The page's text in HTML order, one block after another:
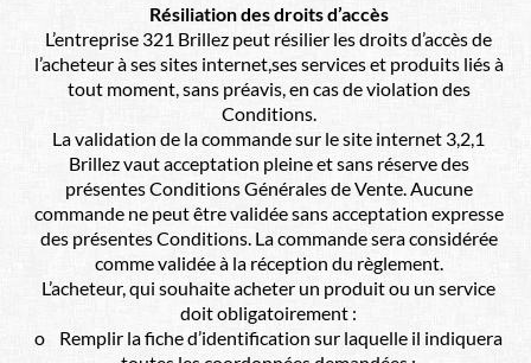
Résiliation des droits d’accès
L’entreprise 321 Brillez peut résilier les droits d’accès de
l’acheteur à ses sites internet,ses services et produits liés à
tout moment, sans préavis, en cas de violation des
Conditions.
La validation de la commande sur le site internet 3,2,1
Brillez vaut acceptation pleine et sans réserve des
présentes Conditions Générales de Vente. Aucune
commande ne peut être validée sans acceptation expresse
des présentes Conditions. La commande sera considérée
comme validée à la réception du règlement.
L’acheteur, qui souhaite acheter un produit ou un service
doit obligatoirement :
o Remplir la fiche d’identification sur laquelle il indiquera